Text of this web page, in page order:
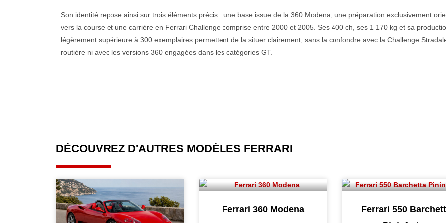
Son identité repose ainsi sur trois éléments précis : une base issue de la 360 Modena, une préparation exclusivement
vers la course et une carrière en Ferrari Challenge comprise entre 2000 et 2005. Ses 400 ch, ses 1 170 kg et sa
légèrement supérieure à 300 exemplaires permettent de la situer clairement, sans la confondre avec la Challenge
routière ni avec les versions 360 engagées dans les catégories GT.
DÉCOUVREZ D'AUTRES MODÈLES FERRARI
Ferrari 360 Modena
Ferrari 550